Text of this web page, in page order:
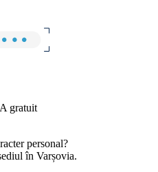
gratuit
personal?
în Varșovia.